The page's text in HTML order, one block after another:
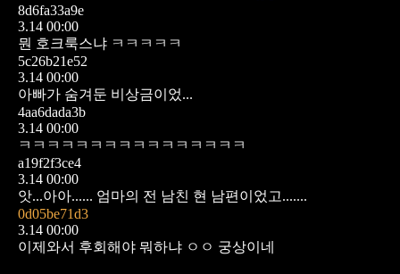
8d6fa33a9e
3.14 00:00
뭔 호크룩스냐 ㅋㅋㅋㅋㅋ
5c26b21e52
3.14 00:00
아빠가 숨겨둔 비상금이었...
4aa6dada3b
3.14 00:00
ㅋㅋㅋㅋㅋㅋㅋㅋㅋㅋㅋㅋㅋㅋㅋㅋ
a19f2f3ce4
3.14 00:00
앗...아아...... 엄마의 전 남친 현 남편이었고.......
0d05be71d3
3.14 00:00
이제와서 후회해야 뭐하냐 ㅇㅇ 궁상이네